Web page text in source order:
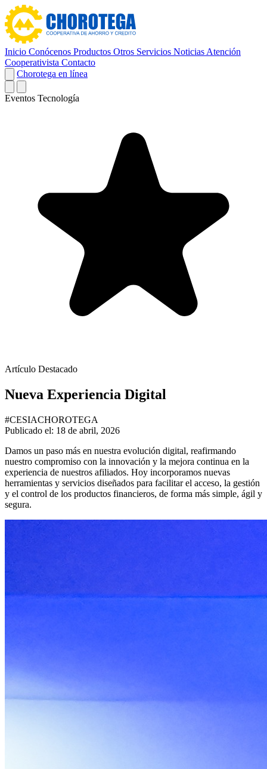
Inicio Conócenos Productos Otros Servicios Noticias Atención
Cooperativista Contacto
Chorotega en línea
Eventos Tecnología
Artículo Destacado
Nueva Experiencia Digital
#CESIACHOROTEGA
Publicado el: 18 de abril, 2026
Damos un paso más en nuestra evolución digital, reafirmando
nuestro compromiso con la innovación y la mejora continua en la
experiencia de nuestros afiliados. Hoy incorporamos nuevas
herramientas y servicios diseñados para facilitar el acceso, la gestión
y el control de los productos financieros, de forma más simple, ágil y
segura.